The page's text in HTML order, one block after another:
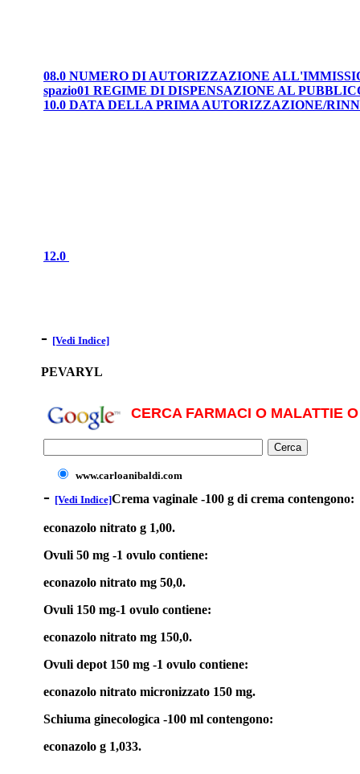
08.0 NUMERO DI AUTORIZZAZIONE
spazio01 REGIME DI DISPENSAZIONE AL
10.0 DATA DELLA PRIMA AUTORIZZAZIONE/
12.0
- [Vedi Indice]
PEVARYL
CERCA FARMACI O MALATTIE
www.carloanibaldi.com
- [Vedi Indice]Crema vaginale -100 g di crema contengono:
econazolo nitrato g 1,00.
Ovuli 50 mg -1 ovulo contiene:
econazolo nitrato mg 50,0.
Ovuli 150 mg-1 ovulo contiene:
econazolo nitrato mg 150,0.
Ovuli depot 150 mg -1 ovulo contiene:
econazolo nitrato micronizzato 150 mg.
Schiuma ginecologica -100 ml contengono:
econazolo g 1,033.